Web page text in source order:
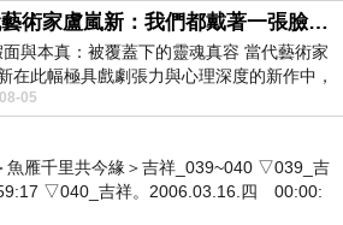
玩笑說：「受日式教育的男人
但其實是暖男，貼心得很！」
了出來。?
哲宣布參選台北市長到現在就
體緊迫盯人、年菜訂購 高雄放
當代藝術家盧嵐新：我們都戴著一張臉，可真正的自己，總藏在那些被塗抹、被覆蓋的痕跡裡
與本真：被覆蓋下的靈魂真容 當代藝術家
在此幅極具戲劇張力與心理深度的新作中，
感豐富的紙材肌理、墨痕與大膽的
05
魚雁千里共今緣＞吉祥_039~040 ▽039_吉
▽040_吉祥。2006.03.16.四 00:00: